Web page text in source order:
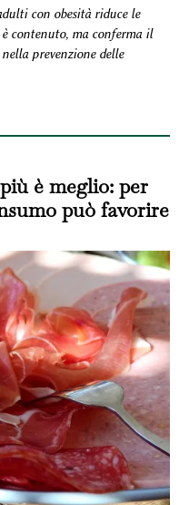
con obesità riduce le
contenuto, ma conferma il
prevenzione delle
è meglio: per
può favorire